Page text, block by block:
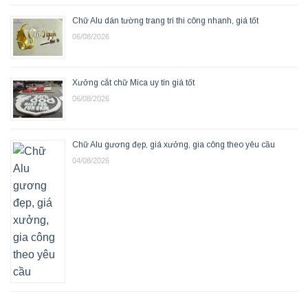
Chữ Alu dán tường trang trí thi công nhanh, giá tốt
06/08/2026
Xưởng cắt chữ Mica uy tín giá tốt
06/08/2026
Chữ Alu gương đẹp, giá xưởng, gia công theo yêu cầu
04/08/2026